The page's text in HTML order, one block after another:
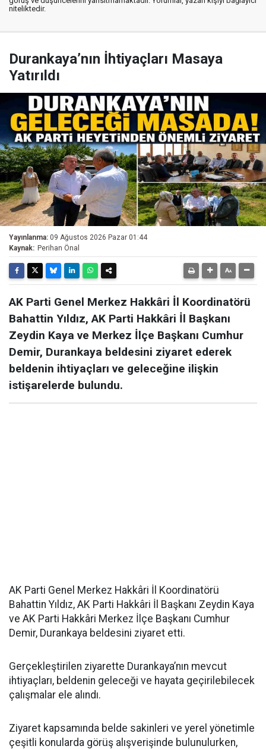
niteliktedir.
Durankaya’nın İhtiyaçları Masaya
Yatırıldı
Yayınlanma: 09 Ağustos 2026 Pazar 01:44
Kaynak: Perihan Önal
AK Parti Genel Merkez Hakkâri İl Koordinatörü
Bahattin Yıldız, AK Parti Hakkâri İl Başkanı
Zeydin Kaya ve Merkez İlçe Başkanı Cumhur
Demir, Durankaya beldesini ziyaret ederek
beldenin ihtiyaçları ve geleceğine ilişkin
istişarelerde bulundu.
AK Parti Genel Merkez Hakkâri İl Koordinatörü
Bahattin Yıldız, AK Parti Hakkâri İl Başkanı Zeydin Kaya
ve AK Parti Hakkâri Merkez İlçe Başkanı Cumhur
Demir, Durankaya beldesini ziyaret etti.
Gerçekleştirilen ziyarette Durankaya’nın mevcut
ihtiyaçları, beldenin geleceği ve hayata geçirilebilecek
çalışmalar ele alındı.
Ziyaret kapsamında belde sakinleri ve yerel yönetimle
çeşitli konularda görüş alışverişinde bulunulurken,